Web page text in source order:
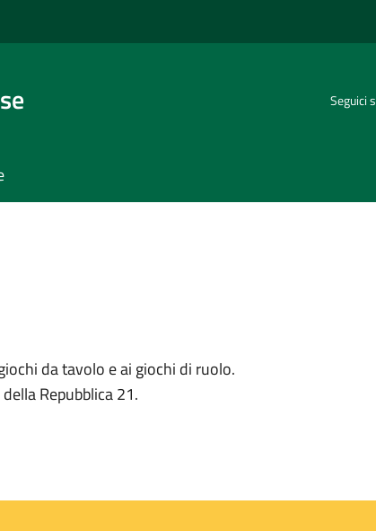
Seguici
da tavolo e ai giochi di ruolo.
Repubblica 21.